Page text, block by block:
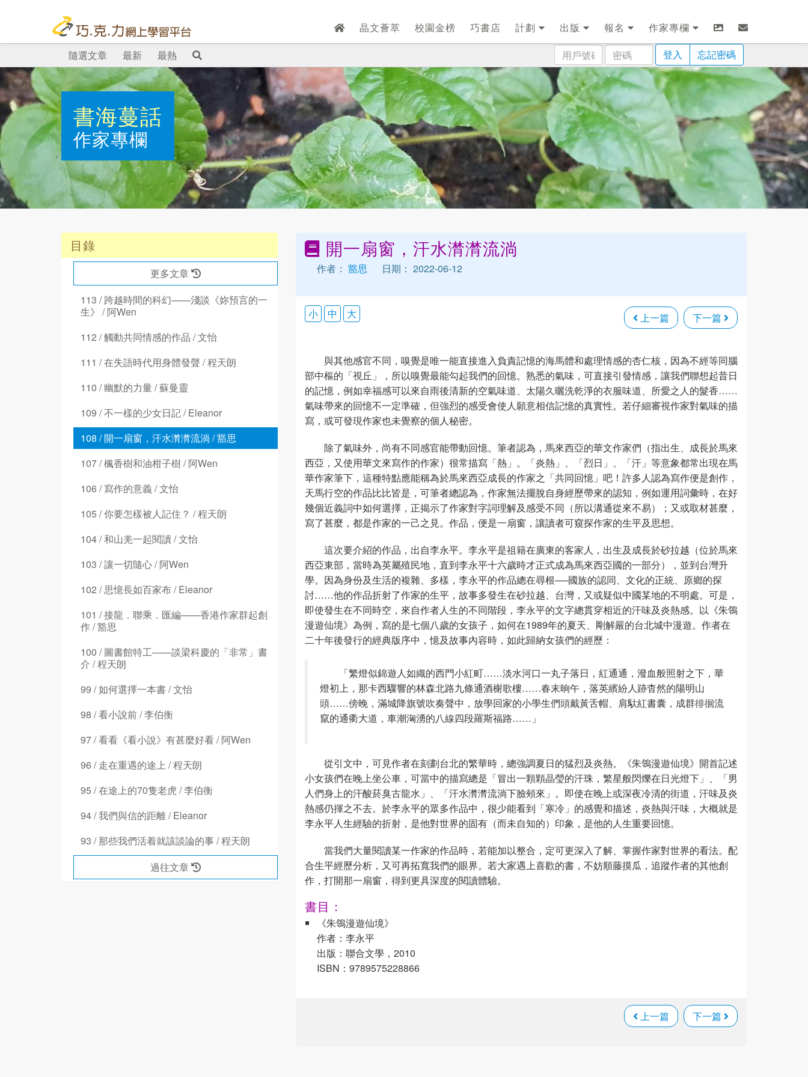
晶文薈萃 校園金榜 巧書店 計劃 出版 報名
作家專欄
用
戶
號
碼
密
碼
登入 忘記密碼
隨選文章 最新 最熱
書海蔓話
作家專欄
目錄
更多文章
113 / 跨越時間的科幻——淺談《妳預言的一
生》 / 阿Wen
112 / 觸動共同情感的作品 / 文怡
111 / 在失語時代用身體發聲 / 程天朗
110 / 幽默的力量 / 蘇曼靈
109 / 不一樣的少女日記 / Eleanor
108 / 開一扇窗，汗水潸潸流淌 / 豁思
107 / 楓香樹和油柑子樹 / 阿Wen
106 / 寫作的意義 / 文怡
105 / 你要怎樣被人記住？ / 程天朗
104 / 和山羌一起閱讀 / 文怡
103 / 讓一切隨心 / 阿Wen
102 / 思憶長如百家布 / Eleanor
101 / 接龍．聯乘．匯編——香港作家群起創
作 / 豁思
100 / 圖書館特工——談梁科慶的「非常」書
介 / 程天朗
99 / 如何選擇一本書 / 文怡
98 / 看小說前 / 李伯衡
97 / 看看《看小說》有甚麼好看 / 阿Wen
96 / 走在重遇的途上 / 程天朗
95 / 在途上的70隻老虎 / 李伯衡
94 / 我們與信的距離 / Eleanor
93 / 那些我們活着就該談論的事 / 程天朗
過往文章
開一扇窗，汗水潸潸流淌
作者： 豁思 日期： 2022-06-12
上一篇 下一篇
小 中 大
與其他感官不同，嗅覺是唯一能直接進入負責記憶的海馬體和處理情感的杏仁核，因為不經等同腦
部中樞的「視丘」，所以嗅覺最能勾起我們的回憶。熟悉的氣味，可直接引發情感，讓我們聯想起昔日
的記憶，例如幸福感可以來自雨後清新的空氣味道、太陽久曬洗乾淨的衣服味道、所愛之人的髮香……
氣味帶來的回憶不一定準確，但強烈的感受會使人願意相信記憶的真實性。若仔細審視作家對氣味的描
寫，或可發現作家也未覺察的個人秘密。
除了氣味外，尚有不同感官能帶動回憶。筆者認為，馬來西亞的華文作家們（指出生、成長於馬來
西亞，又使用華文來寫作的作家）很常描寫「熱」。「炎熱」、「烈日」、「汗」等意象都常出現在馬
華作家筆下，這種特點應能稱為於馬來西亞成長的作家之「共同回憶」吧！許多人認為寫作便是創作，
天馬行空的作品比比皆是，可筆者總認為，作家無法擺脫自身經歷帶來的認知，例如運用詞彙時，在好
幾個近義詞中如何選擇，正揭示了作家對字詞理解及感受不同（所以溝通從來不易）；又或取材甚麼，
寫了甚麼，都是作家的一己之見。作品，便是一扇窗，讓讀者可窺探作家的生平及思想。
這次要介紹的作品，出自李永平。李永平是祖籍在廣東的客家人，出生及成長於砂拉越（位於馬來
西亞東部，當時為英屬殖民地，直到李永平十六歲時才正式成為馬來西亞國的一部分），並到台灣升
學。因為身份及生活的複雜、多樣，李永平的作品總在尋根──國族的認同、文化的正統、原鄉的探
討……他的作品折射了作家的生平，故事多發生在砂拉越、台灣，又或疑似中國某地的不明處。可是，
即使發生在不同時空，來自作者人生的不同階段，李永平的文字總貫穿相近的汗味及炎熱感。以《朱鴒
漫遊仙境》為例，寫的是七個八歲的女孩子，如何在1989年的夏天、剛解嚴的台北城中漫遊。作者在
二十年後發行的經典版序中，憶及故事內容時，如此歸納女孩們的經歷：
「繁燈似錦遊人如織的西門小紅町……淡水河口一丸子落日，紅通通，潑血般照射之下，華
燈初上，那卡西驟響的林森北路九條通酒榭歌樓……春末晌午，落英繽紛人跡杳然的陽明山
頭……傍晚，滿城降旗號吹奏聲中，放學回家的小學生們頭戴黃舌帽、肩馱紅書囊，成群徘徊流
竄的通衢大道，車潮洶湧的八線四段羅斯福路……」
從引文中，可見作者在刻劃台北的繁華時，總強調夏日的猛烈及炎熱。《朱鴒漫遊仙境》開首記述
小女孩們在晚上坐公車，可當中的描寫總是「冒出一顆顆晶瑩的汗珠，繁星般閃爍在日光燈下」、「男
人們身上的汗酸菸臭古龍水」、「汗水潸潸流淌下臉頰來」。即使在晚上或深夜冷清的街道，汗味及炎
熱感仍揮之不去。於李永平的眾多作品中，很少能看到「寒冷」的感覺和描述，炎熱與汗味，大概就是
李永平人生經驗的折射，是他對世界的固有（而未自知的）印象，是他的人生重要回憶。
當我們大量閱讀某一作家的作品時，若能加以整合，定可更深入了解、掌握作家對世界的看法。配
合生平經歷分析，又可再拓寬我們的眼界。若大家遇上喜歡的書，不妨順藤摸瓜，追蹤作者的其他創
作，打開那一扇窗，得到更具深度的閱讀體驗。
書目：
《朱鴒漫遊仙境》
作者：李永平
出版：聯合文學，2010
ISBN：9789575228866
上一篇 下一篇